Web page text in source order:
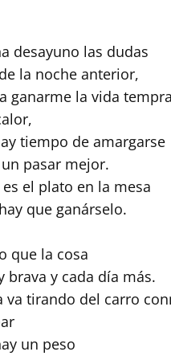
desayuno las dudas
la noche anterior,
ganarme la vida
tiempo de amargarse
pasar mejor.
el plato en la mesa
que ganárselo.
que la cosa
brava y cada día más.
va tirando del carro
un peso